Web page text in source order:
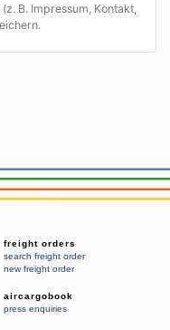
B. Impressum, Kontakt,
freight orders
search freight order
new freight order
aircargobook
press enquiries